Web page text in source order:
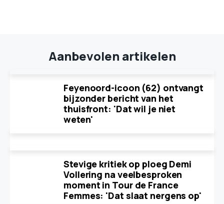
Aanbevolen artikelen
Feyenoord-icoon (62) ontvangt
bijzonder bericht van het
thuisfront: 'Dat wil je niet
weten'
Stevige kritiek op ploeg Demi
Vollering na veelbesproken
moment in Tour de France
Femmes: 'Dat slaat nergens op'